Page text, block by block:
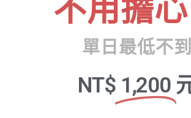
不用擔心
單日最低不到
NT$ 1,200